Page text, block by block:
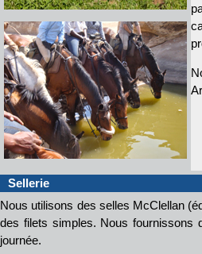
Sellerie
Nous utilisons des selles McClellan
des filets simples. Nous fournissons
journée.